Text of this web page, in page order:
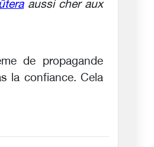
aussi cher aux
de propagande
la confiance. Cela